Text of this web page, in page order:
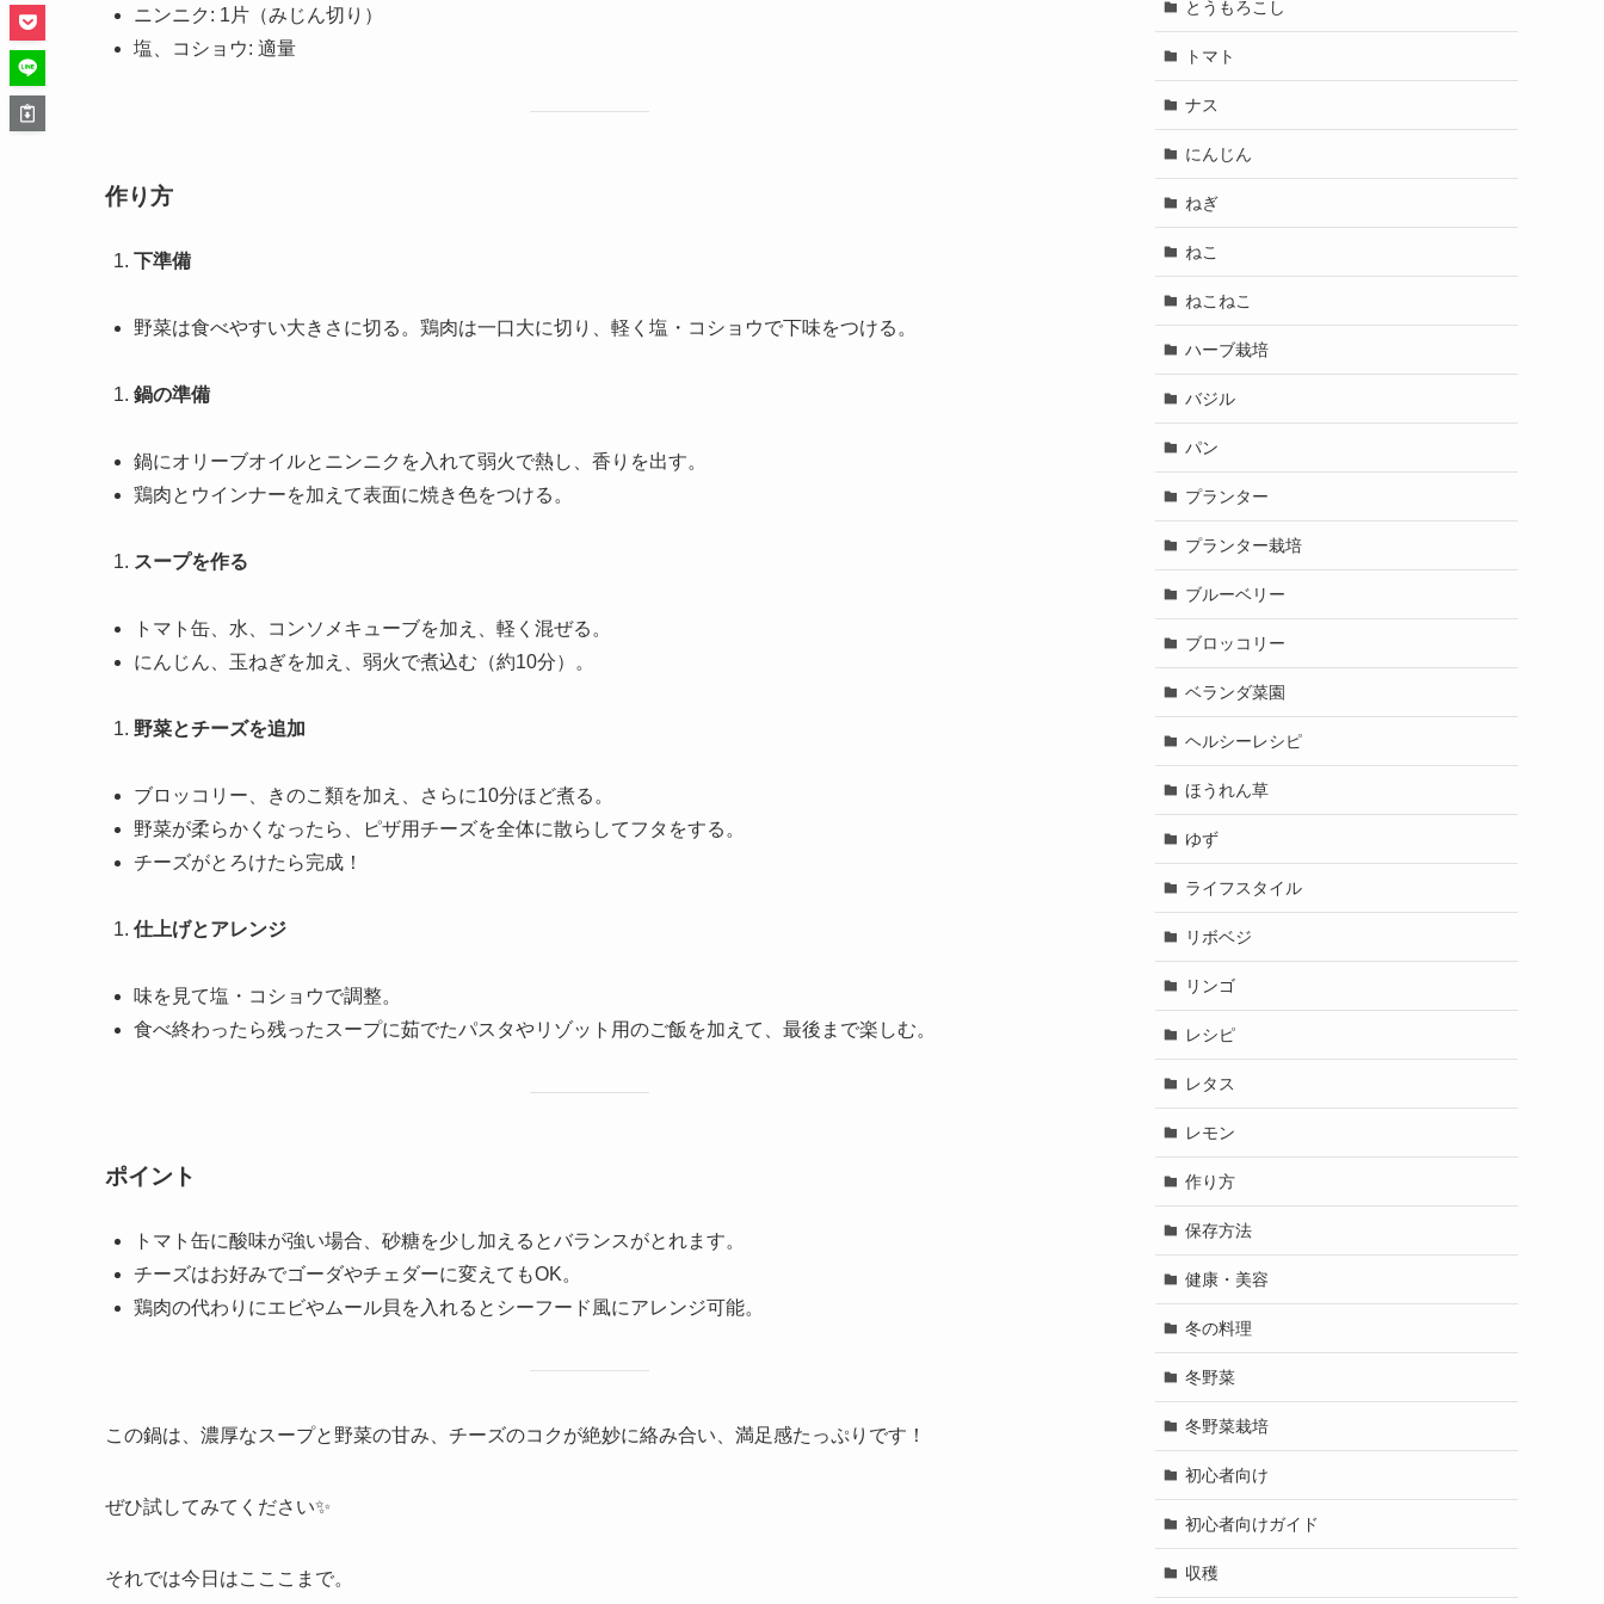
ニンニク: 1片（みじん切り）
塩、コショウ: 適量
作り方
下準備
野菜は食べやすい大きさに切る。鶏肉は一口大に切り、軽く塩・コショウで下味をつける。
鍋の準備
鍋にオリーブオイルとニンニクを入れて弱火で熱し、香りを出す。
鶏肉とウインナーを加えて表面に焼き色をつける。
スープを作る
トマト缶、水、コンソメキューブを加え、軽く混ぜる。
にんじん、玉ねぎを加え、弱火で煮込む（約10分）。
野菜とチーズを追加
ブロッコリー、きのこ類を加え、さらに10分ほど煮る。
野菜が柔らかくなったら、ピザ用チーズを全体に散らしてフタをする。
チーズがとろけたら完成！
仕上げとアレンジ
味を見て塩・コショウで調整。
食べ終わったら残ったスープに茹でたパスタやリゾット用のご飯を加えて、最後まで楽しむ。
ポイント
トマト缶に酸味が強い場合、砂糖を少し加えるとバランスがとれます。
チーズはお好みでゴーダやチェダーに変えてもOK。
鶏肉の代わりにエビやムール貝を入れるとシーフード風にアレンジ可能。
この鍋は、濃厚なスープと野菜の甘み、チーズのコクが絶妙に絡み合い、満足感たっぷりです！
ぜひ試してみてください✨
それでは今日はこここまで。
とうもろこし
トマト
ナス
にんじん
ねぎ
ねこ
ねこねこ
ハーブ栽培
バジル
パン
プランター
プランター栽培
ブルーベリー
ブロッコリー
ベランダ菜園
ヘルシーレシピ
ほうれん草
ゆず
ライフスタイル
リボベジ
リンゴ
レシピ
レタス
レモン
作り方
保存方法
健康・美容
冬の料理
冬野菜
冬野菜栽培
初心者向け
初心者向けガイド
収穫